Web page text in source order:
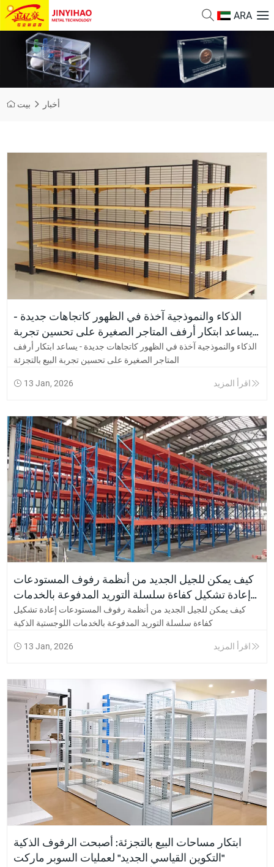
ARA
بيت أخبار
الذكاء والنموذجية آخذة في الظهور كاتجاهات جديدة -
يساعد ابتكار أرفف المتاجر الصغيرة على تحسين تجربة
البيع بالتجزئة
الذكاء والنموذجية آخذة في الظهور كاتجاهات جديدة - يساعد ابتكار أرفف
المتاجر الصغيرة على تحسين تجربة البيع بالتجزئة
13 Jan, 2026 اقرأ المزيد
كيف يمكن للجيل الجديد من أنظمة رفوف المستودعات
إعادة تشكيل كفاءة سلسلة التوريد المدفوعة بالخدمات
اللوجستية الذكية
كيف يمكن للجيل الجديد من أنظمة رفوف المستودعات إعادة تشكيل
كفاءة سلسلة التوريد المدفوعة بالخدمات اللوجستية الذكية
13 Jan, 2026 اقرأ المزيد
ابتكار مساحات البيع بالتجزئة: أصبحت الرفوف الذكية
"التكوين القياسي الجديد" لعمليات السوبر ماركت